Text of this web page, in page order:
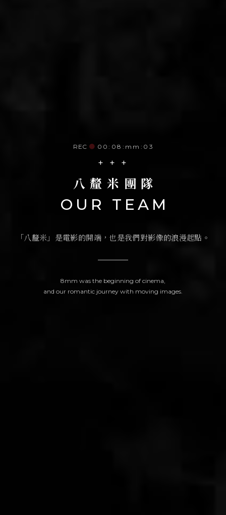
REC ● 00:08:mm:03
+ + +
八釐米團隊
OUR TEAM
「八釐米」是電影的開端，也是我們對影像的浪漫起點。
8mm was the beginning of cinema,
and our romantic journey with moving images.